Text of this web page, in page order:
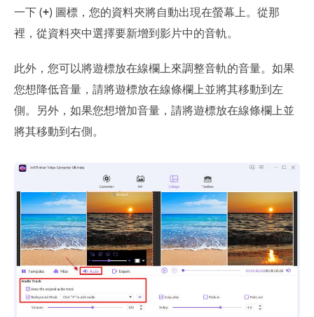
一下 (+) 圖標，您的資料夾將自動出現在螢幕上。從那
裡，從資料夾中選擇要新增到影片中的音軌。
此外，您可以將遊標放在線欄上來調整音軌的音量。如果
您想降低音量，請將遊標放在線條欄上並將其移動到左
側。另外，如果您想增加音量，請將遊標放在線條欄上並
將其移動到右側。